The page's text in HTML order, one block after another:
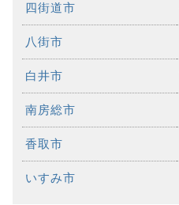
四街道市
八街市
白井市
南房総市
香取市
いすみ市